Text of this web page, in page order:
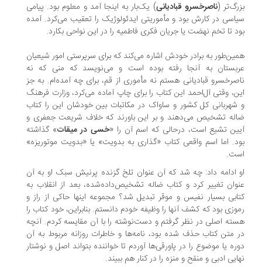
(ناصرخسرو قبادیانی) یک‌بار به اینجا آمد و معلوم بود. پیامی
در کارش بود و مأموریتی ایدئولوژیک را تعقیب می‌کرد. آمده
تا تخم نهضت یا جریان فکری فاطمیه را در این نواحی بکارد.
به برادر خودش اشاره می‌کند که برای سرپرستی امور شیعیان
به آنجا رفته بوده است و می‌نویسد که منی که نه
قبادیانی هستم نه مأموری از قم، برای چه آمده‌ام. به جز
وقتی آل‌احمد این کتاب را برای چاپ آماده می‌کرد، وزارت فرهنگ
کل کشور و ساواک در مکاتبات بین خودشان این را کتاب
تشخیص می‌دهند و بر این باورند که خلاف شریعت جعفری و
تشیع است، درحالی که اسم آن را «خسی در میقات» گذاشته
اما اسم واقعی کتاب «گذاری به بدویت» یا «بدویت موتوریزه»
ادامه داد: چه شد که آن عنوان تلخ گزنده‌ پرنیش سبک او به آن
تغییر کرد و کتاب ضاله تشخیص‌داده‌شده، بعد از انقلاب به
بسیار نفیس و موقر تبدیل شد؟ مجموعه‌ اینها حاکی از راز و
بود که کشف آنها را وظیفه خودم دانستم. بنابراین، خود کتاب را
اصلی در نظر گرفتم و دست‌نوشته را با آن مقایسه کردم. آنچه
متن کتاب حذف شده بود، نامه‌ها و خاطرات روزانه‌ مربوط به آن
یا موضوع را در پاورقی‌ها آوردم تا خواننده بتواند اصل و نوشتار
ادبی و منقح و منزه را در کنار هم ببیند.